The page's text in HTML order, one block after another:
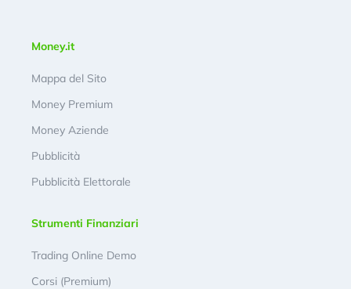
Money.it
Mappa del Sito
Money Premium
Money Aziende
Pubblicità
Pubblicità Elettorale
Strumenti Finanziari
Trading Online Demo
Corsi (Premium)